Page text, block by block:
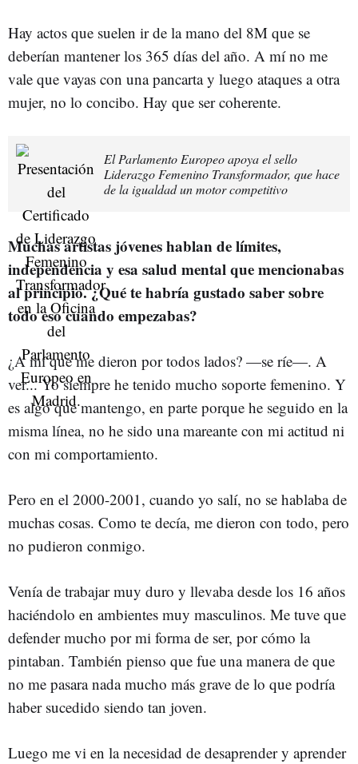
Hay actos que suelen ir de la mano del 8M que se
deberían mantener los 365 días del año. A mí no me
vale que vayas con una pancarta y luego ataques a otra
mujer, no lo concibo. Hay que ser coherente.
El Parlamento Europeo apoya el sello
Liderazgo Femenino Transformador, que hace
de la igualdad un motor competitivo
Muchas artistas jóvenes hablan de límites,
independencia y esa salud mental que mencionabas
al principio. ¿Qué te habría gustado saber sobre
todo eso cuando empezabas?
¿A mí que me dieron por todos lados? —se ríe—. A
ver... Yo siempre he tenido mucho soporte femenino. Y
es algo que mantengo, en parte porque he seguido en la
misma línea, no he sido una mareante con mi actitud ni
con mi comportamiento.
Pero en el 2000-2001, cuando yo salí, no se hablaba de
muchas cosas. Como te decía, me dieron con todo, pero
no pudieron conmigo.
Venía de trabajar muy duro y llevaba desde los 16 años
haciéndolo en ambientes muy masculinos. Me tuve que
defender mucho por mi forma de ser, por cómo la
pintaban. También pienso que fue una manera de que
no me pasara nada mucho más grave de lo que podría
haber sucedido siendo tan joven.
Luego me vi en la necesidad de desaprender y aprender